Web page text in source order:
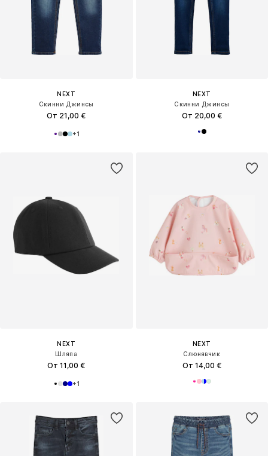
NEXT
Скинни Джинсы
От 21,00 €
+1
NEXT
Скинни Джинсы
От 20,00 €
NEXT
Шляпа
От 11,00 €
+1
NEXT
Слюнявчик
От 14,00 €